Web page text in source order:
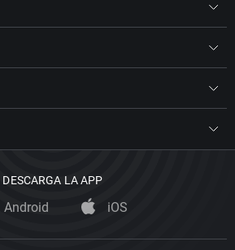
DESCARGA LA APP
Android iOS